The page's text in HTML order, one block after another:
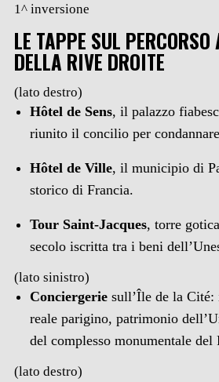
1^ inversione
LE TAPPE SUL
DELLA RIVE DROITE
(lato destro)
Hôtel de Sens, il palazzo
riunito il concilio per
Hôtel de Ville, il municipio di
storico di Francia.
Tour Saint-Jacques, torre
secolo iscritta tra i beni
(lato sinistro)
Conciergeriesull’Île de la Cité:
reale parigino, patrimonio
del complesso monumentale
(lato destro)